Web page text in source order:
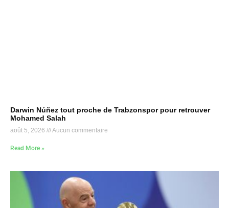
Darwin Núñez tout proche de Trabzonspor pour retrouver
Mohamed Salah
août 5, 2026 Aucun commentaire
Read More »